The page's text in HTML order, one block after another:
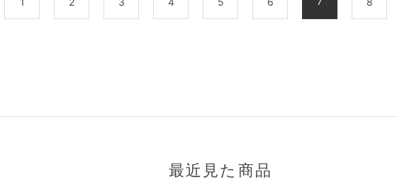
最近見た商品